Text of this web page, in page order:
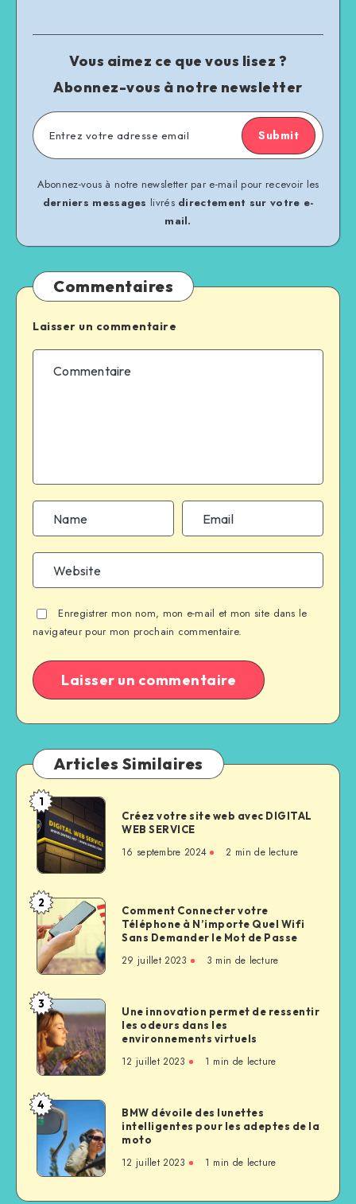
Vous aimez ce que vous lisez ?
Abonnez-vous à notre newsletter
Submit
Abonnez-vous à notre newsletter par e-mail pour recevoir les
derniers messages livrés directement sur votre e-
mail.
Commentaires
Laisser un commentaire
Enregistrer mon nom, mon e-mail et mon site dans le
navigateur pour mon prochain commentaire.
Articles Similaires
1
Créez votre site web avec DIGITAL
WEB SERVICE
16 septembre 2024 2 min de lecture
2
Comment Connecter votre
Téléphone à N’importe Quel Wifi
Sans Demander le Mot de Passe
29 juillet 2023 3 min de lecture
3
Une innovation permet de ressentir
les odeurs dans les
environnements virtuels
12 juillet 2023 1 min de lecture
4
BMW dévoile des lunettes
intelligentes pour les adeptes de la
moto
12 juillet 2023 1 min de lecture